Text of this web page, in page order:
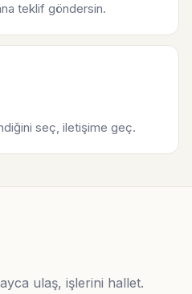
teklif göndersin.
seç, iletişime geç.
ulaş, işlerini hallet.